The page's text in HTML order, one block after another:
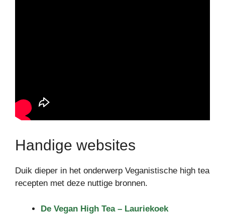
Handige websites
Duik dieper in het onderwerp Veganistische high tea
recepten met deze nuttige bronnen.
De Vegan High Tea – Lauriekoek